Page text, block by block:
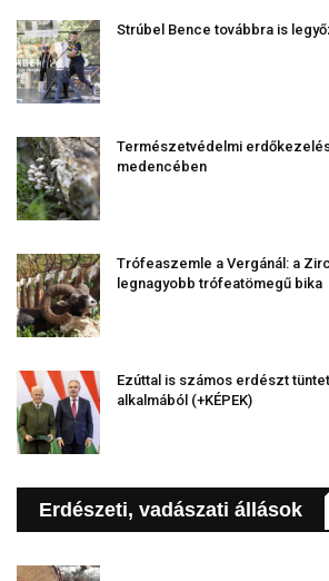
Strúbel Bence továbbra is
Természetvédelmi
medencében
Trófeaszemle a Vergánál: a
legnagyobb trófeatömegű bika
Ezúttal is számos erdészt
alkalmából (+KÉPEK)
Erdészeti, vadászati állások